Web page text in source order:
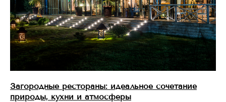
Загородные рестораны: идеальное сочетание
природы, кухни и атмосферы